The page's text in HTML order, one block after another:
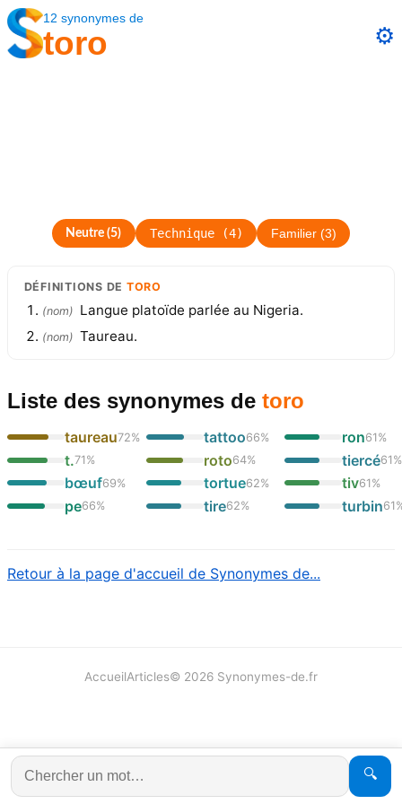
12 synonymes de
toro ⚙️
Neutre (5) Technique(4) Familier(3)
DÉFINITIONS DE TORO
(nom) Langue platoïde parlée au Nigeria.
(nom) Taureau.
Liste des synonymes de toro
taureau72%
t.71 %
bœuf69%
pe66%
tattoo66%
roto64%
tortue62%
tire62%
ron61%
tiercé61 %
tiv61 %
turbin61
Retour à la page d'accueil de Synonymes de...
🔍
AccueilArticles© 2026 Synonymes-de.fr